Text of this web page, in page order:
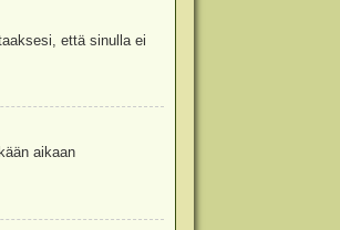
että sinulla ei
aikaan